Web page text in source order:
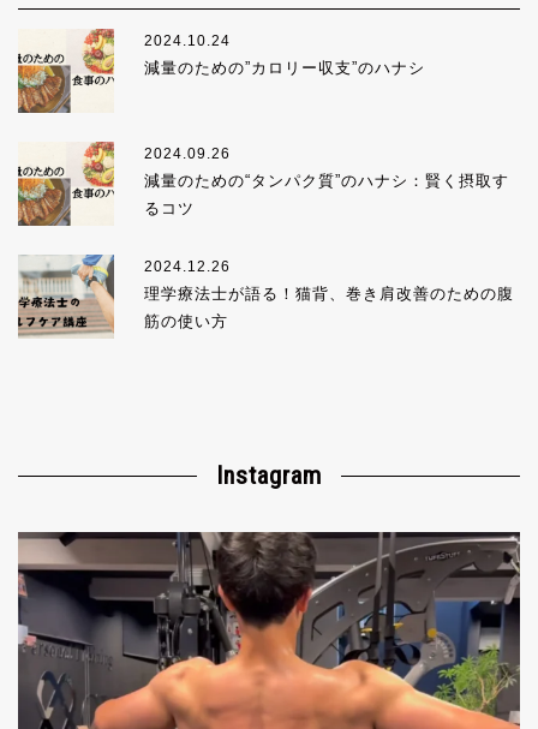
2024.10.24
減量のための”カロリー収支”のハナシ
2024.09.26
減量のための“タンパク質”のハナシ：賢く摂取す
るコツ
2024.12.26
理学療法士が語る！猫背、巻き肩改善のための腹
筋の使い方
Instagram